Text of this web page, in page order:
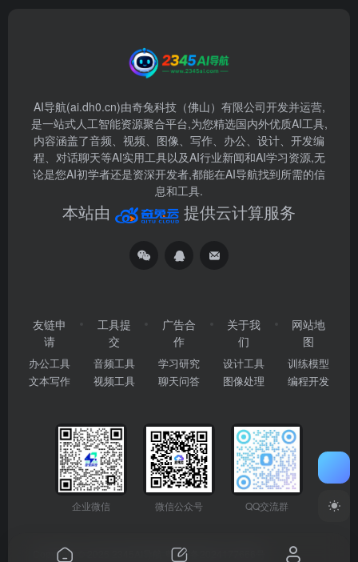
AI导航(ai.dh0.cn)由奇兔科技（佛山）有限公司开发并运营,
是一站式人工智能资源聚合平台,为您精选国内外优质AI工具,
内容涵盖了音频、视频、图像、写作、办公、设计、开发编
程、对话聊天等AI实用工具以及AI行业新闻和AI学习资源,无
论是您AI初学者还是资深开发者,都能在AI导航找到所需的信
息和工具.
本站由 提供云计算服务
友链申
请
办公工具
文本写作
工具提
交
音频工具
视频工具
广告合
作
学习研究
聊天问答
关于我
们
设计工具
图像处理
网站地
图
训练模型
编程开发
企业微信 微信公众号 QQ交流群
Copyright © 2026 粤ICP备2024177666号